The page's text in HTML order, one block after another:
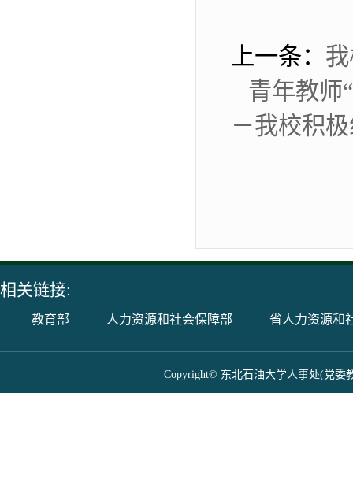
上一条：
青年教师
－我校积
相关链接:
教育部 人力资源和社会保障部 省人力资源和
Copyright© 东北石油大学人事处(党委教师工作部) 黑